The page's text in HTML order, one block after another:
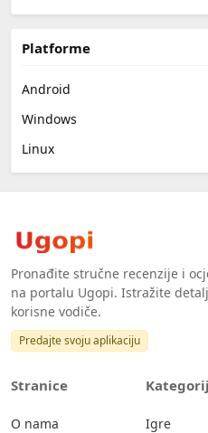
Platforme
Android
Windows
Linux
Pronađite stručne recenzije i
na portalu Ugopi. Istražite
korisne vodiče.
Predajte svoju aplikaciju
Stranice
O nama
Igre